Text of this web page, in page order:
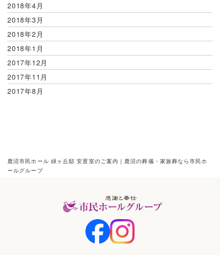
鹿沼市民ホール 緑ヶ丘邸 安置室のご案内｜鹿沼の葬儀・家族葬なら市民ホ
ールグループ
2018年4月
2018年3月
2018年2月
2018年1月
2017年12月
2017年11月
2017年8月